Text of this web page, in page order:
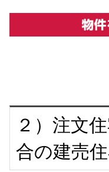
２）注文
合の建売